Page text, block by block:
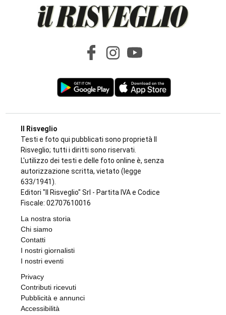
Il Risveglio
Testi e foto qui pubblicati sono proprietà Il
Risveglio; tutti i diritti sono riservati.
L'utilizzo dei testi e delle foto online è, senza
autorizzazione scritta, vietato (legge
633/1941).
Editori "Il Risveglio" Srl - Partita IVA e Codice
Fiscale: 02707610016
La nostra storia
Chi siamo
Contatti
I nostri giornalisti
I nostri eventi
Privacy
Contributi ricevuti
Pubblicità e annunci
Accessibilità